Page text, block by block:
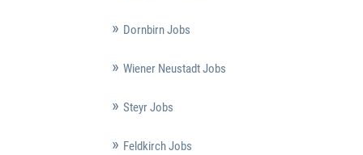
Dornbirn Jobs
Wiener Neustadt Jobs
Steyr Jobs
Feldkirch Jobs